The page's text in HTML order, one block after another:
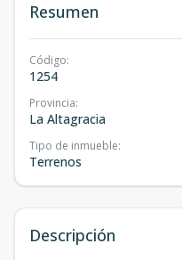
Resumen
Código:
1254
Provincia:
La Altagracia
Tipo de inmueble:
Terrenos
Descripción